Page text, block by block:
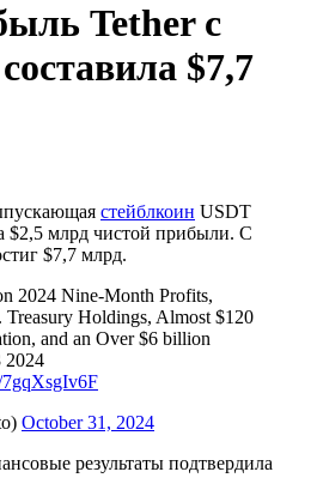
Tether с
$7,7
стейблкоин USDT
$2,5 млрд чистой прибыли. С
$7,7 млрд.
2024 Nine-Month Profits,
Holdings, Almost $120
and an Over $6 billion
2024
7gqXsgIv6F
October 31, 2024
результаты подтвердила